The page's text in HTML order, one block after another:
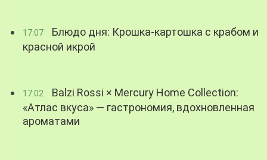
17:07
Блюдо дня: Крошка-картошка с крабом и
красной икрой
17:02
Balzi Rossi × Mercury Home Collection:
«Атлас вкуса» — гастрономия, вдохновленная
ароматами